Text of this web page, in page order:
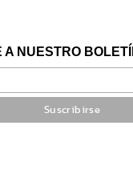
A NUESTRO